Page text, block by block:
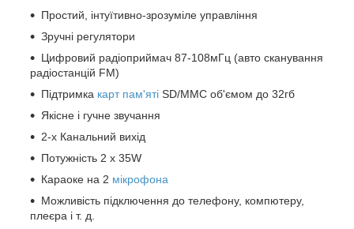
Простий, інтуїтивно-зрозуміле управління
Зручні регулятори
Цифровий радіоприймач 87-108мГц (авто сканування
радіостанцій FM)
Підтримка карт пам'яті SD/MMC об'ємом до 32гб
Якісне і гучне звучання
2-х Канальний вихід
Потужність 2 х 35W
Караоке на 2 мікрофона
Можливість підключення до телефону, компютеру,
плеєра і т. д.